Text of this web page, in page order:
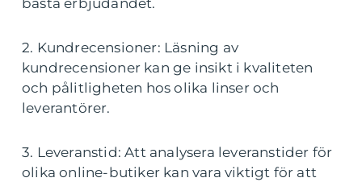
bästa erbjudandet.
2. Kundrecensioner: Läsning av
kundrecensioner kan ge insikt i kvaliteten
och pålitligheten hos olika linser och
leverantörer.
3. Leveranstid: Att analysera leveranstider för
olika online-butiker kan vara viktigt för att